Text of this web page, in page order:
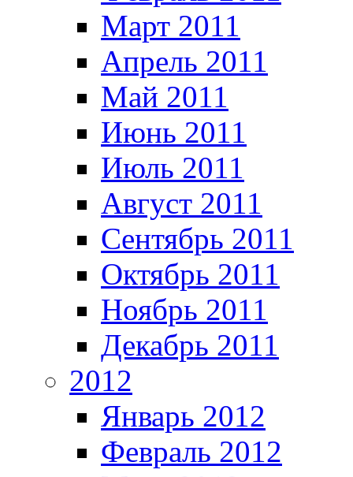
Март 2011
Апрель 2011
Май 2011
Июнь 2011
Июль 2011
Август 2011
Сентябрь 2011
Октябрь 2011
Ноябрь 2011
Декабрь 2011
2012
Январь 2012
Февраль 2012